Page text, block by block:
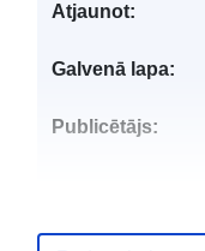
Atjaunot:
Galvenā lapa:
Publicētājs: